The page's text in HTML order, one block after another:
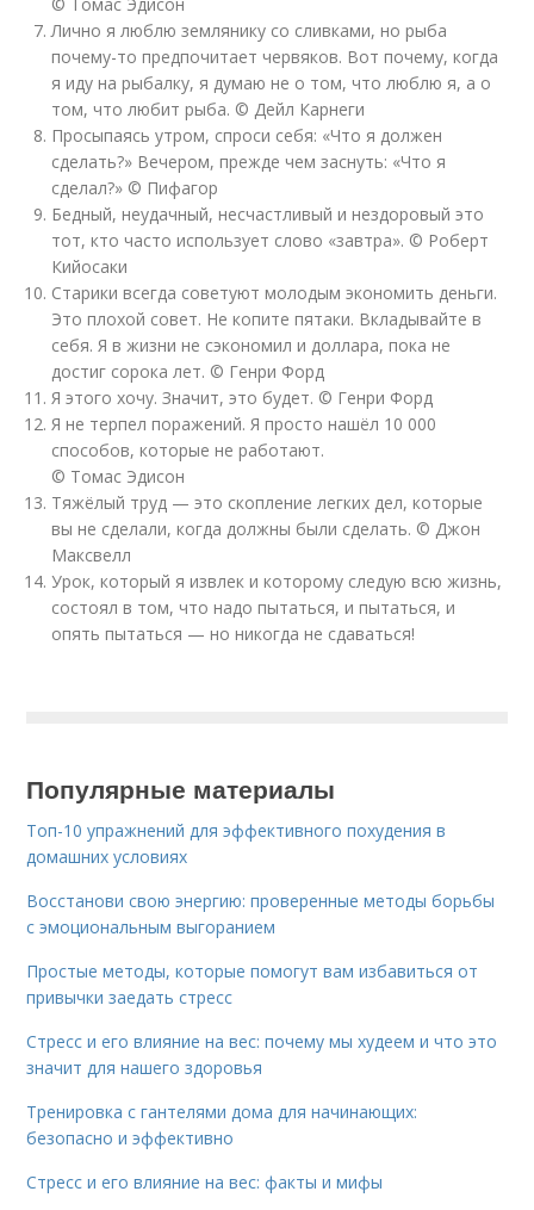
Лично я люблю землянику со сливками, но рыба
почему-то предпочитает червяков. Вот почему, когда
я иду на рыбалку, я думаю не о том, что люблю я, а о
том, что любит рыба. © Дейл Карнеги
Просыпаясь утром, спроси себя: «Что я должен
сделать?» Вечером, прежде чем заснуть: «Что я
сделал?» © Пифагор
Бедный, неудачный, несчастливый и нездоровый это
тот, кто часто использует слово «завтра». © Роберт
Кийосаки
Старики всегда советуют молодым экономить деньги.
Это плохой совет. Не копите пятаки. Вкладывайте в
себя. Я в жизни не сэкономил и доллара, пока не
достиг сорока лет. © Генри Форд
Я этого хочу. Значит, это будет. © Генри Форд
Я не терпел поражений. Я просто нашёл 10 000
способов, которые не работают.
© Томас Эдисон
Тяжёлый труд — это скопление легких дел, которые
вы не сделали, когда должны были сделать. © Джон
Максвелл
Урок, который я извлек и которому следую всю жизнь,
состоял в том, что надо пытаться, и пытаться, и
опять пытаться — но никогда не сдаваться!
Популярные материалы
Топ-10 упражнений для эффективного похудения в
домашних условиях
Восстанови свою энергию: проверенные методы борьбы
с эмоциональным выгоранием
Простые методы, которые помогут вам избавиться от
привычки заедать стресс
Стресс и его влияние на вес: почему мы худеем и что это
значит для нашего здоровья
Тренировка с гантелями дома для начинающих:
безопасно и эффективно
Стресс и его влияние на вес: факты и мифы